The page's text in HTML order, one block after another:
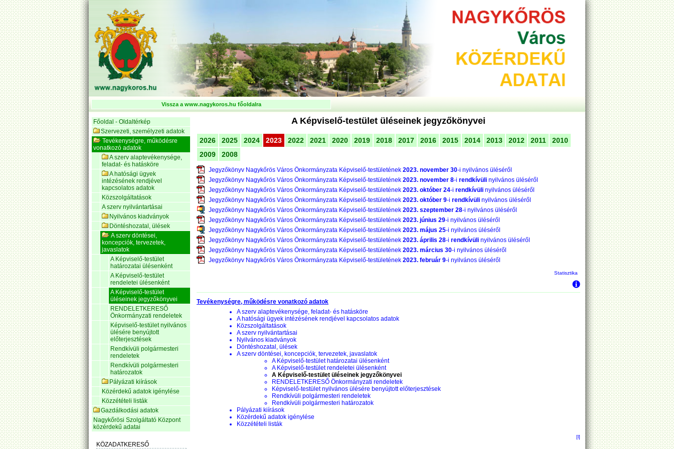
Vissza a www.nagykoros.hu főoldalra
Főoldal - Oldaltérkép
Szervezeti, személyzeti adatok
Tevékenységre, működésre
vonatkozó adatok
A szerv alaptevékenysége,
feladat- és hatásköre
A hatósági ügyek
intézésének rendjével
kapcsolatos adatok
Közszolgáltatások
A szerv nyilvántartásai
Nyilvános kiadványok
Döntéshozatal, ülések
A szerv döntései,
koncepciók, tervezetek,
javaslatok
A Képviselő-testület
határozatai ülésenként
A Képviselő-testület
rendeletei ülésenként
A Képviselő-testület
üléseinek jegyzőkönyvei
RENDELETKERESŐ
Önkormányzati rendeletek
Képviselő-testület nyilvános
ülésére benyújtott
előterjesztések
Rendkívüli polgármesteri
rendeletek
Rendkívüli polgármesteri
határozatok
Pályázati kiírások
Közérdekű adatok igénylése
Közzétételi listák
Gazdálkodási adatok
Nagykőrösi Szolgáltató Központ
közérdekű adatai
A Képviselő-testület üléseinek jegyzőkönyvei
2026 2025 2024 2023 2022 2021 2020 2019 2018 2017 2016 2015 2014 2013 2012 2011
2010
2009
2008
Jegyzőkönyv Nagykőrös Város Önkormányzata Képviselő-testületének 2023. november 30-i nyilvános üléséről
Jegyzőkönyv Nagykőrös Város Önkormányzata Képviselő-testületének 2023. november 8-i rendkívüli nyilvános üléséről
Jegyzőkönyv Nagykőrös Város Önkormányzata Képviselő-testületének 2023. október 24-i rendkívüli nyilvános üléséről
Jegyzőkönyv Nagykőrös Város Önkormányzata Képviselő-testületének 2023. október 9-i rendkívüli nyilvános üléséről
Jegyzőkönyv Nagykőrös Város Önkormányzata Képviselő-testületének 2023. szeptember 28-i nyilvános üléséről
Jegyzőkönyv Nagykőrös Város Önkormányzata Képviselő-testületének 2023. június 29-i nyilvános üléséről
Jegyzőkönyv Nagykőrös Város Önkormányzata Képviselő-testületének 2023. május 25-i nyilvános üléséről
Jegyzőkönyv Nagykőrös Város Önkormányzata Képviselő-testületének 2023. április 28-i rendkívüli nyilvános üléséről
Jegyzőkönyv Nagykőrös Város Önkormányzata Képviselő-testületének 2023. március 30-i nyilvános üléséről
Jegyzőkönyv Nagykőrös Város Önkormányzata Képviselő-testületének 2023. február 9-i nyilvános üléséről
Statisztika
Tevékenységre, működésre vonatkozó adatok
A szerv alaptevékenysége, feladat- és hatásköre
A hatósági ügyek intézésének rendjével kapcsolatos adatok
Közszolgáltatások
A szerv nyilvántartásai
Nyilvános kiadványok
Döntéshozatal, ülések
A szerv döntései, koncepciók, tervezetek, javaslatok
A Képviselő-testület határozatai ülésenként
A Képviselő-testület rendeletei ülésenként
A Képviselő-testület üléseinek jegyzőkönyvei
RENDELETKERESŐ Önkormányzati rendeletek
Képviselő-testület nyilvános ülésére benyújtott előterjesztések
Rendkívüli polgármesteri rendeletek
Rendkívüli polgármesteri határozatok
Pályázati kiírások
Közérdekű adatok igénylése
Közzétételi listák
[l]